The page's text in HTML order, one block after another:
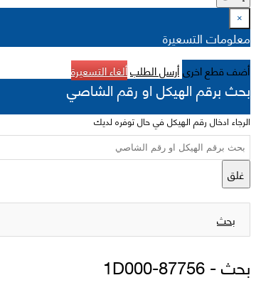
×
معلومات التسعيرة
أضف قطع اخرىأرسل الطلبألغاء التسعيرة
بحث برقم الهيكل او رقم الشاصي
الرجاء ادخال رقم الهيكل في حال توفره لديك
غلق
بحث
بحث -87756-1D000